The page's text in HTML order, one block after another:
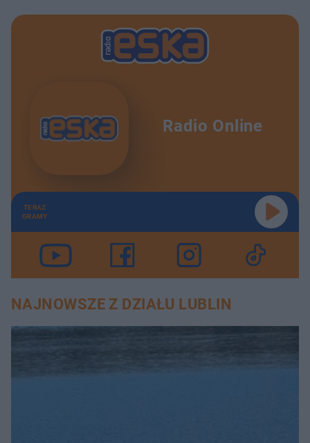
Radio Online
TERAZ
GRAMY
NAJNOWSZE Z DZIAŁU LUBLIN